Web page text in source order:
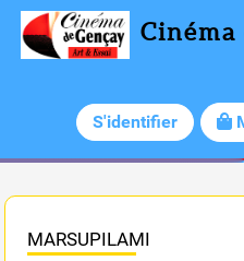
Cinéma
S'identifier
MARSUPILAMI